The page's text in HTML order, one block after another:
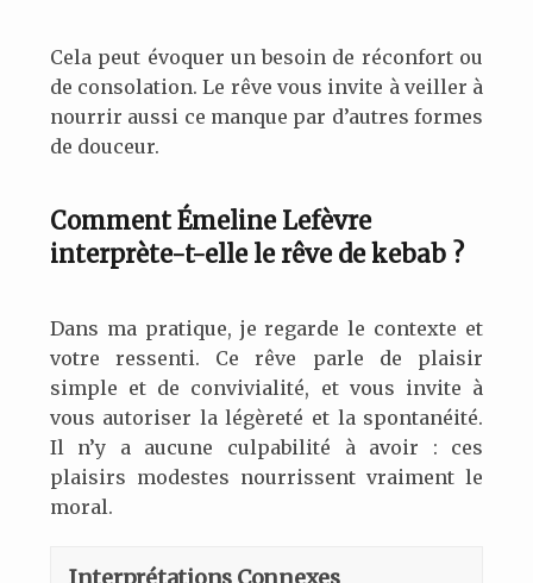
Cela peut évoquer un besoin de réconfort ou
de consolation. Le rêve vous invite à veiller à
nourrir aussi ce manque par d’autres formes
de douceur.
Comment Émeline Lefèvre
interprète-t-elle le rêve de kebab ?
Dans ma pratique, je regarde le contexte et
votre ressenti. Ce rêve parle de plaisir
simple et de convivialité, et vous invite à
vous autoriser la légèreté et la spontanéité.
Il n’y a aucune culpabilité à avoir : ces
plaisirs modestes nourrissent vraiment le
moral.